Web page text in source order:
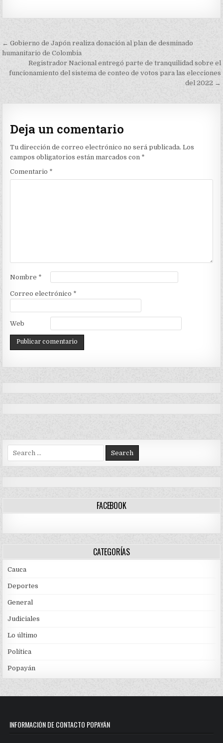
Navegación
de
entradas
← Gobierno de Japón realiza donación al plan de desminado
humanitario de Colombia
Registrador Nacional entregó parte de tranquilidad sobre el
funcionamiento del sistema de conteo de votos para las elecciones
del 2022 →
Deja un comentario
Tu dirección de correo electrónico no será publicada. Los
campos obligatorios están marcados con *
Comentario *
Nombre *
Correo electrónico *
Web
Search
for:
FACEBOOK
CATEGORÍAS
Cauca
Deportes
General
Judiciales
Lo último
Política
Popayán
INFORMACIÓN DE CONTACTO POPAYÁN